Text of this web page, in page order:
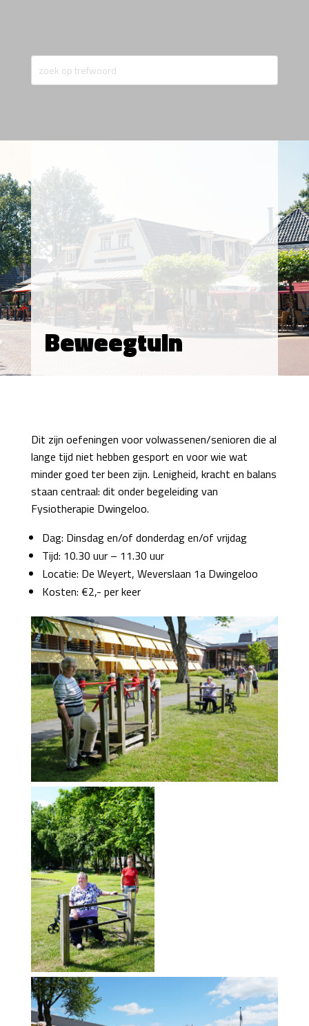
Beweegtuin
Dit zijn oefeningen voor volwassenen/senioren die al
lange tijd niet hebben gesport en voor wie wat
minder goed ter been zijn. Lenigheid, kracht en balans
staan centraal: dit onder begeleiding van
Fysiotherapie Dwingeloo.
Dag: Dinsdag en/of donderdag en/of vrijdag
Tijd: 10.30 uur – 11.30 uur
Locatie: De Weyert, Weverslaan 1a Dwingeloo
Kosten: €2,- per keer